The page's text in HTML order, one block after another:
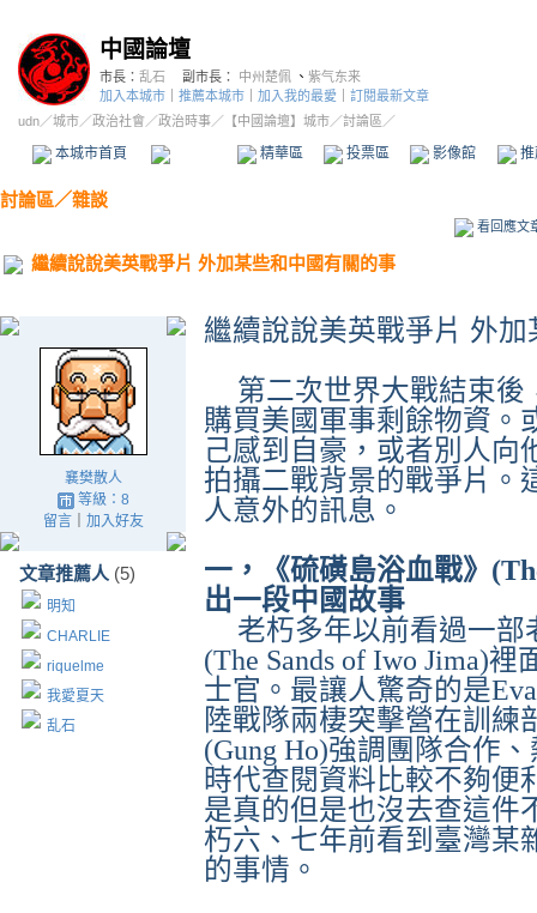
中國論壇
市長： 乱石 副市長： 中州楚佩 、 紫气东来
加入本城市
推薦本城市 加入我的最愛
訂閱最新文章
udn／城市／政治社會 ／政治時事／ 【中國論壇】城市／討論區／
本城市首頁 精華區 投票區 影像館
討論區／雜談
看回應文
繼續說說美英戰爭片 外加某些和中國有關的事
襄樊散人
等級：8
留言｜ 加入好友
文章推薦人 (5)
明知
CHARLIE
riquelme
我愛夏天
乱石
繼續說說美英戰爭片 外
第二次世界大戰結束
購買美國軍事剩餘物資。
己感到自豪，或者別人向
拍攝二戰背景的戰爭片。
人意外的訊息。
一，《硫磺島浴血戰》
出一段中國故事
老朽多年以前看過一
(The Sands of Iwo Jima)裡
士官。最讓人驚奇的是
陸戰隊兩棲突擊營在訓練
(Gung Ho)強調團隊合作
時代查閱資料比較不夠便
是真的但是也沒去查這件
朽六、七年前看到臺灣某
的事情。